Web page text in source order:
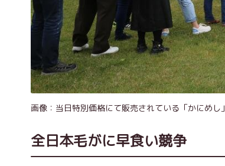
画像：当日特別価格にて販売されている「かにめし」
全日本毛がに早食い競争